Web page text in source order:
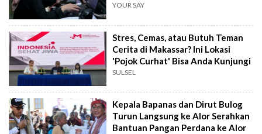
YOUR SAY
Stres, Cemas, atau Butuh Teman
Cerita di Makassar? Ini Lokasi
'Pojok Curhat' Bisa Anda Kunjungi
SULSEL
Kepala Bapanas dan Dirut Bulog
Turun Langsung ke Alor Serahkan
Bantuan Pangan Perdana ke Alor